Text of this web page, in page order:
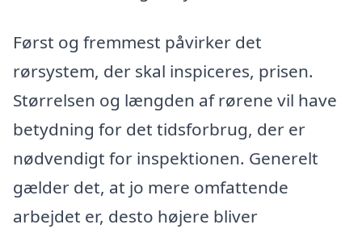
Først og fremmest påvirker det
rørsystem, der skal inspiceres, prisen.
Størrelsen og længden af rørene vil have
betydning for det tidsforbrug, der er
nødvendigt for inspektionen. Generelt
gælder det, at jo mere omfattende
arbejdet er, desto højere bliver